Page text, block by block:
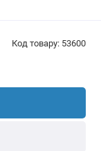
Код товару: 53600